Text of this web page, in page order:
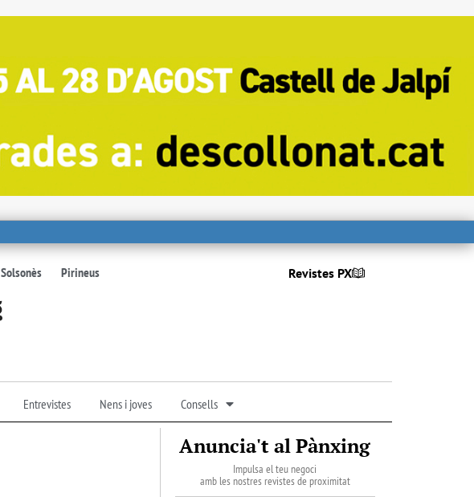
Solsonès Pirineus Revistes PX
Entrevistes Nens i joves Consells
Anuncia't al Pànxing
Impulsa el teu negoci
amb les nostres revistes de proximitat